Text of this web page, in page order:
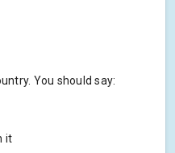
You should say:
it